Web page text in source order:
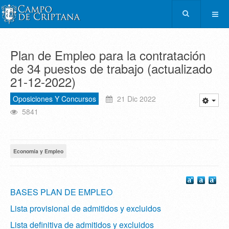
Plan de Empleo para la contratación
de 34 puestos de trabajo (actualizado
21-12-2022)
Oposiciones Y Concursos
21 Dic 2022
5841
Economía y Empleo
BASES PLAN DE EMPLEO
Lista provisional de admitidos y excluidos
Lista definitiva de admitidos y excluidos